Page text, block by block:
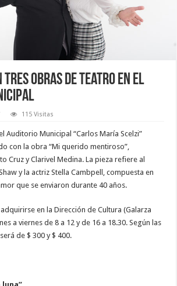
tres obras de teatro en el
115 Visitas
Auditorio Municipal “Carlos María Scelzi”
con la obra “Mi querido mentiroso”,
Cruz y Clarivel Medina. La pieza refiere al
y la actriz Stella Cambpell, compuesta en
que se enviaron durante 40 años.
en la Dirección de Cultura (Galarza
a viernes de 8 a 12 y de 16 a 18.30. Según las
de $ 300 y $ 400.